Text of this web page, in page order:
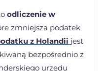
odliczenie w
zmniejsza podatek
z Holandii jest
bezpośrednio z
urzędu